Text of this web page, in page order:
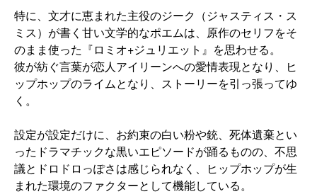
特に、文才に恵まれた主役のジーク（ジャスティス・ス
ミス）が書く甘い文学的なポエムは、原作のセリフをそ
のまま使った『ロミオ+ジュリエット』を思わせる。
彼が紡ぐ言葉が恋人アイリーンへの愛情表現となり、ヒ
ップホップのライムとなり、ストーリーを引っ張ってゆ
く。
設定が設定だけに、お約束の白い粉や銃、死体遺棄とい
ったドラマチックな黒いエピソードが踊るものの、不思
議とドロドロっぽさは感じられなく、ヒップホップが生
まれた環境のファクターとして機能している。